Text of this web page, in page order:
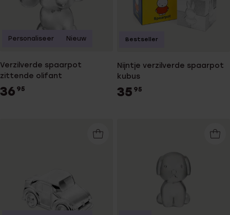
Verzilverde spaarpot
zittende olifant
36 95
Personaliseer Nieuw
Nijntje verzilverde spaarpot
kubus
35 95
Bestseller